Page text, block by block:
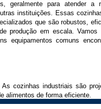
geralmente para atender a
instituições. Essas
que são robustos,
produção em escala. Vamos
equipamentos comuns
cozinhas industriais são
alimentos de forma eficiente.
Elas são capazes de lidar